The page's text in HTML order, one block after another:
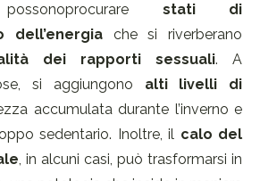
stati di
dell’energia che si riverberano
dei rapporti sessuali. A
si aggiungono alti livelli di
accumulata durante l’inverno e
sedentario. Inoltre, il calo del
, in alcuni casi, può trasformarsi in